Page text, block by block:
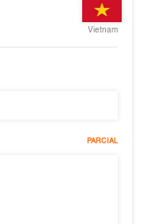
Vietnam
PARCIAL